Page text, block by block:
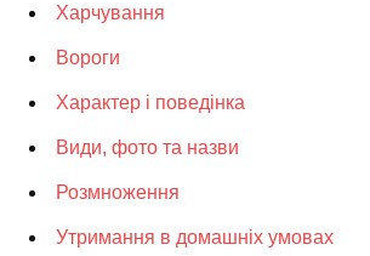
Харчування
Вороги
Характер і поведінка
Види, фото та назви
Розмноження
Утримання в домашніх умовах